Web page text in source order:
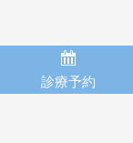
診療予約